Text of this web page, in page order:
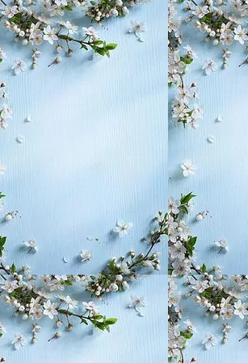
экология, здоровье, воспитание,